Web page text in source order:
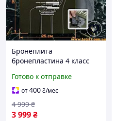
Бронеплита
бронепластина 4 класс
4 класс бронеплиты сталь
4 класса для бронежилета
Готово к отправке
от400₴/мес
3 999₴
4 999 ₴